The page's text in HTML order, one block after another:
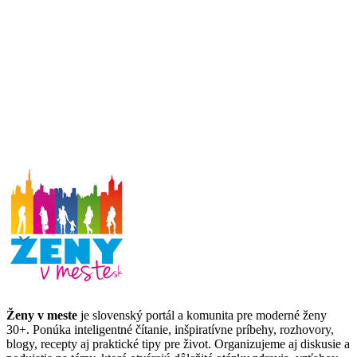
Ženy v meste je slovenský portál a komunita pre moderné ženy
30+. Ponúka inteligentné čítanie, inšpiratívne príbehy, rozhovory,
blogy, recepty aj praktické tipy pre život. Organizujeme aj diskusie a